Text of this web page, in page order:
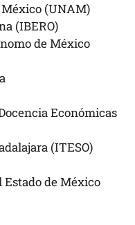
(UNAM)
(IBERO)
de México
Económicas
(ITESO)
de México